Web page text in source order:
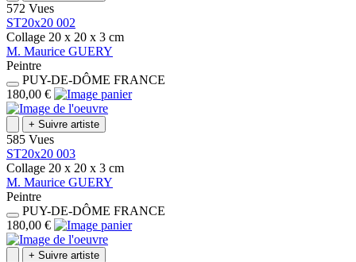
572 Vues
ST20x20 002
Collage 20 x 20 x 3 cm
M. Maurice GUERY
Peintre
PUY-DE-DÔME FRANCE
180,00 €
+ Suivre artiste
585 Vues
ST20x20 003
Collage 20 x 20 x 3 cm
M. Maurice GUERY
Peintre
PUY-DE-DÔME FRANCE
180,00 €
+ Suivre artiste